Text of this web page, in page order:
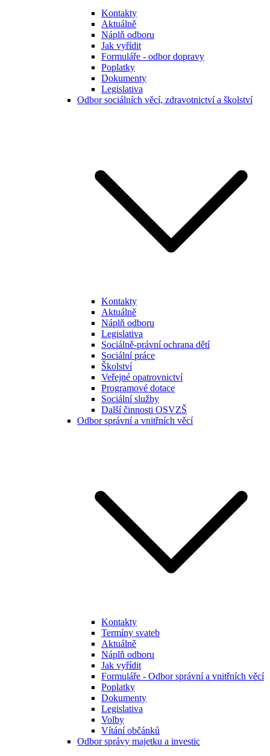
Kontakty
Aktuálně
Náplň odboru
Jak vyřídit
Formuláře - odbor dopravy
Poplatky
Dokumenty
Legislativa
Odbor sociálních věcí, zdravotnictví a školství
Kontakty
Aktuálně
Náplň odboru
Legislativa
Sociálně-právní ochrana dětí
Sociální práce
Školství
Veřejné opatrovnictví
Programové dotace
Sociální služby
Další činnosti OSVZŠ
Odbor správní a vnitřních věcí
Kontakty
Termíny svateb
Aktuálně
Náplň odboru
Jak vyřídit
Formuláře - Odbor správní a vnitřních věcí
Poplatky
Dokumenty
Legislativa
Volby
Vítání občánků
Odbor správy majetku a investic